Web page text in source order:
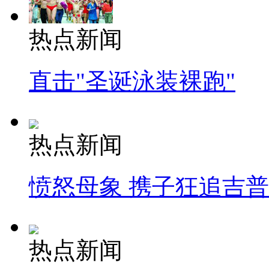
热点新闻
直击"圣诞泳装裸跑"
热点新闻
愤怒母象 携子狂追吉
热点新闻